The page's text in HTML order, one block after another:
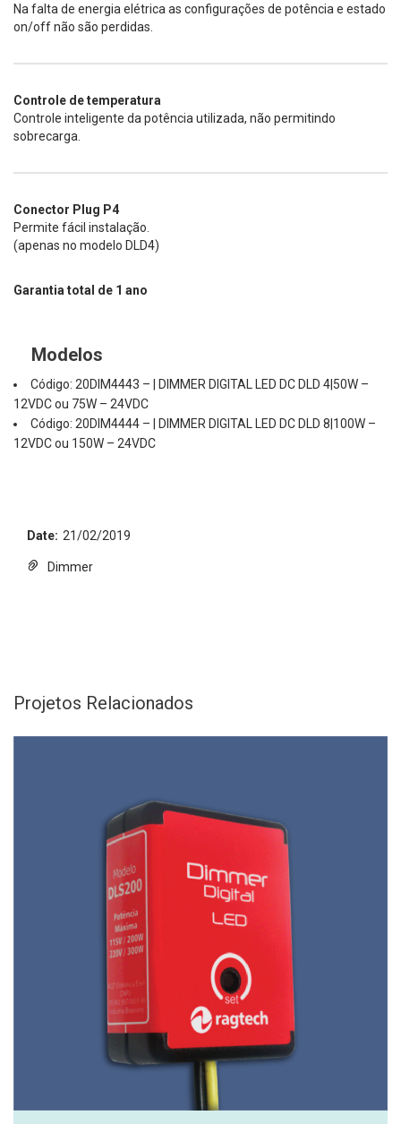
Na falta de energia elétrica as configurações de potência e estado
on/off não são perdidas.
Controle de temperatura
Controle inteligente da potência utilizada, não permitindo
sobrecarga.
Conector Plug P4
Permite fácil instalação.
(apenas no modelo DLD4)
Garantia total de 1 ano
Modelos
Código: 20DIM4443 – | DIMMER DIGITAL LED DC DLD 4|50W –
12VDC ou 75W – 24VDC
Código: 20DIM4444 – | DIMMER DIGITAL LED DC DLD 8|100W –
12VDC ou 150W – 24VDC
Date: 21/02/2019
Dimmer
Projetos Relacionados